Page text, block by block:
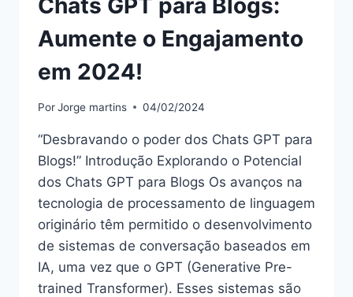
Chats GPT para Blogs:
Aumente o Engajamento
em 2024!
PorJorge martins 04/02/2024
“Desbravando o poder dos Chats GPT para
Blogs!” Introdução Explorando o Potencial
dos Chats GPT para Blogs Os avanços na
tecnologia de processamento de linguagem
originário têm permitido o desenvolvimento
de sistemas de conversação baseados em
IA, uma vez que o GPT (Generative Pre-
trained Transformer). Esses sistemas são